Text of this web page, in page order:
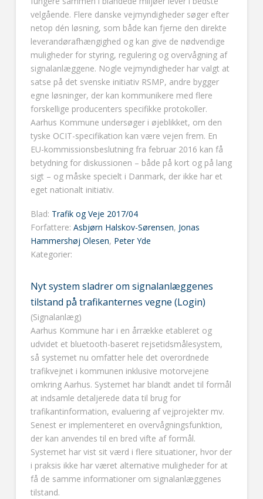
velgående. Flere danske vejmyndigheder søger efter
netop dén løsning, som både kan fjerne den direkte
leverandørafhængighed og kan give de nødvendige
muligheder for styring, regulering og overvågning af
signalanlæggene. Nogle vejmyndigheder har valgt at
satse på det svenske initiativ RSMP, andre bygger
egne løsninger, der kan kommunikere med flere
forskellige producenters specifikke protokoller.
Aarhus Kommune undersøger i øjeblikket, om den
tyske OCIT-specifikation kan være vejen frem. En
EU-kommissionsbeslutning fra februar 2016 kan få
betydning for diskussionen – både på kort og på lang
sigt – og måske specielt i Danmark, der ikke har et
eget nationalt initiativ.
Blad: Trafik og Veje 2017/04
Forfattere: Asbjørn Halskov-Sørensen, Jonas
Hammershøj Olesen, Peter Yde
Kategorier:
Nyt system sladrer om signalanlæggenes
tilstand på trafikanternes vegne (Login)
(Signalanlæg)
Aarhus Kommune har i en årrække etableret og
udvidet et bluetooth-baseret rejsetidsmålesystem,
så systemet nu omfatter hele det overordnede
trafikvejnet i kommunen inklusive motorvejene
omkring Aarhus. Systemet har blandt andet til formål
at indsamle detaljerede data til brug for
trafikantinformation, evaluering af vejprojekter mv.
Senest er implementeret en overvågningsfunktion,
der kan anvendes til en bred vifte af formål.
Systemet har vist sit værd i flere situationer, hvor der
i praksis ikke har været alternative muligheder for at
få de samme informationer om signalanlæggenes
tilstand.